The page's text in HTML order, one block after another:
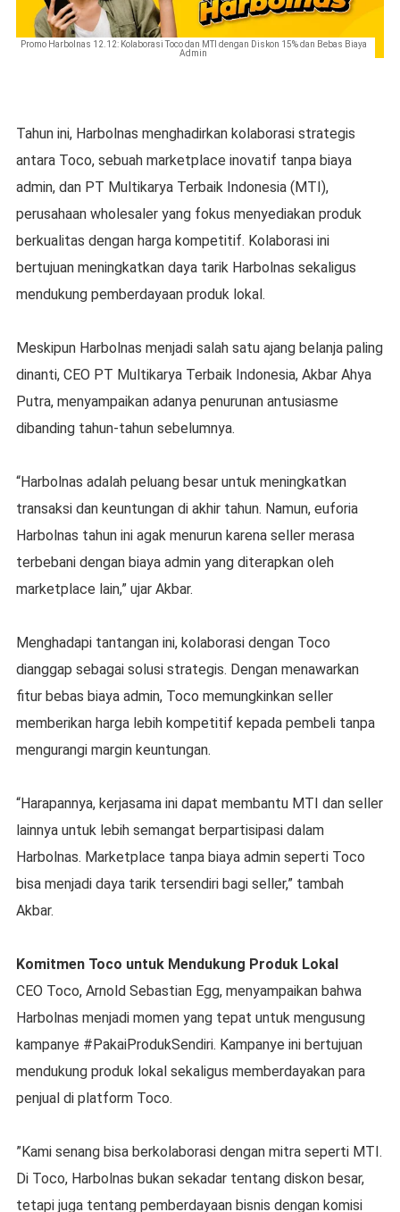
Promo Harbolnas 12.12: Kolaborasi Toco dan MTI dengan Diskon 15% dan Bebas Biaya
Admin
Tahun ini, Harbolnas menghadirkan kolaborasi strategis
antara Toco, sebuah marketplace inovatif tanpa biaya
admin, dan PT Multikarya Terbaik Indonesia (MTI),
perusahaan wholesaler yang fokus menyediakan produk
berkualitas dengan harga kompetitif. Kolaborasi ini
bertujuan meningkatkan daya tarik Harbolnas sekaligus
mendukung pemberdayaan produk lokal.
Meskipun Harbolnas menjadi salah satu ajang belanja paling
dinanti, CEO PT Multikarya Terbaik Indonesia, Akbar Ahya
Putra, menyampaikan adanya penurunan antusiasme
dibanding tahun-tahun sebelumnya.
“Harbolnas adalah peluang besar untuk meningkatkan
transaksi dan keuntungan di akhir tahun. Namun, euforia
Harbolnas tahun ini agak menurun karena seller merasa
terbebani dengan biaya admin yang diterapkan oleh
marketplace lain,” ujar Akbar.
Menghadapi tantangan ini, kolaborasi dengan Toco
dianggap sebagai solusi strategis. Dengan menawarkan
fitur bebas biaya admin, Toco memungkinkan seller
memberikan harga lebih kompetitif kepada pembeli tanpa
mengurangi margin keuntungan.
“Harapannya, kerjasama ini dapat membantu MTI dan seller
lainnya untuk lebih semangat berpartisipasi dalam
Harbolnas. Marketplace tanpa biaya admin seperti Toco
bisa menjadi daya tarik tersendiri bagi seller,” tambah
Akbar.
Komitmen Toco untuk Mendukung Produk Lokal
CEO Toco, Arnold Sebastian Egg, menyampaikan bahwa
Harbolnas menjadi momen yang tepat untuk mengusung
kampanye #PakaiProdukSendiri. Kampanye ini bertujuan
mendukung produk lokal sekaligus memberdayakan para
penjual di platform Toco.
”Kami senang bisa berkolaborasi dengan mitra seperti MTI.
Di Toco, Harbolnas bukan sekadar tentang diskon besar,
tetapi juga tentang pemberdayaan bisnis dengan komisi